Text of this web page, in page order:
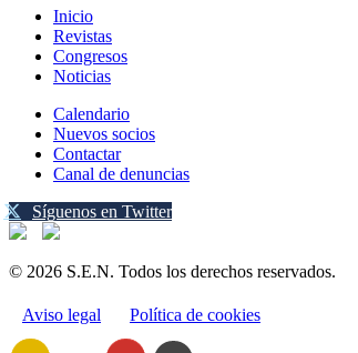
Inicio
Revistas
Congresos
Noticias
Calendario
Nuevos socios
Contactar
Canal de denuncias
Síguenos en Twitter
© 2026 S.E.N. Todos los derechos reservados.
Aviso legal Política de cookies